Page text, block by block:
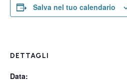
Salva nel tuo calendario
DETTAGLI
Data: